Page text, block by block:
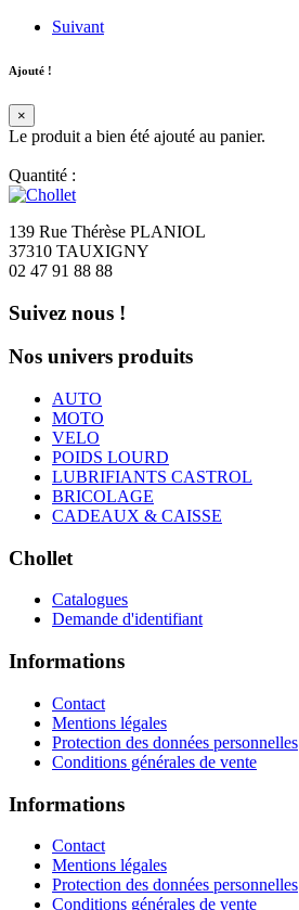
Suivant
Ajouté !
×
Le produit a bien été ajouté au panier.
Quantité :
139 Rue Thérèse PLANIOL
37310 TAUXIGNY
02 47 91 88 88
Suivez nous !
Nos univers produits
AUTO
MOTO
VELO
POIDS LOURD
LUBRIFIANTS CASTROL
BRICOLAGE
CADEAUX & CAISSE
Chollet
Catalogues
Demande d'identifiant
Informations
Contact
Mentions légales
Protection des données personnelles
Conditions générales de vente
Informations
Contact
Mentions légales
Protection des données personnelles
Conditions générales de vente